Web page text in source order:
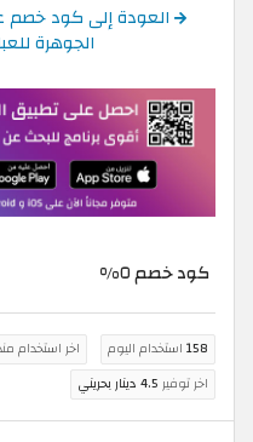
العودة إلى كود خصم
الجوهرة
كود خصم ٥%
158 استخدام اليوم اخر استخدام
اخر توفير 4.5 دينار بحريني